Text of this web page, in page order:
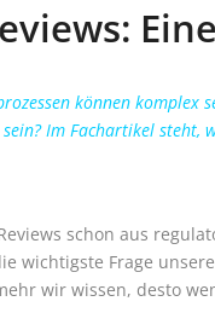
können komplex
Im Fachartikel
schon aus
wichtigste Frage
wir wissen, desto